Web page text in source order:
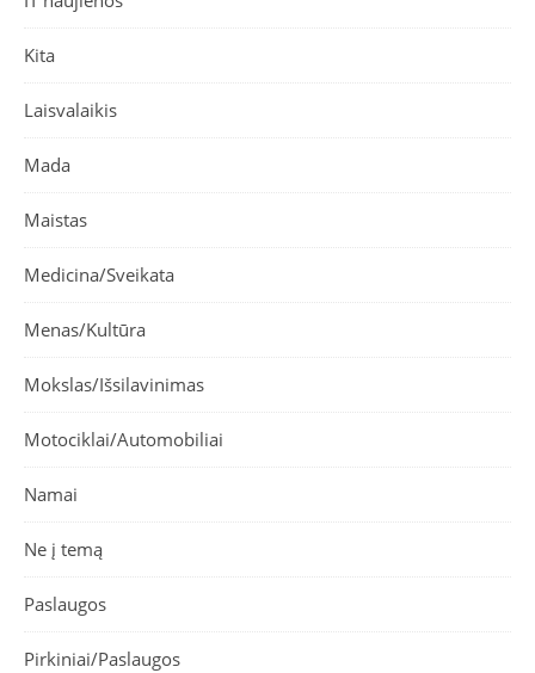
Kita
Laisvalaikis
Mada
Maistas
Medicina/Sveikata
Menas/Kultūra
Mokslas/Išsilavinimas
Motociklai/Automobiliai
Namai
Ne į temą
Paslaugos
Pirkiniai/Paslaugos